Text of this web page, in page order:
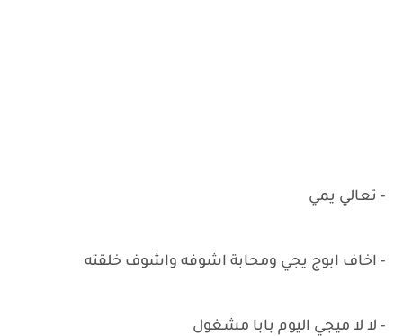
- تعالي يمي
- اخاف ابوج يجي ومحابة اشوفه واشوف خلقته
- لا لا ميجي اليوم بابا مشغول